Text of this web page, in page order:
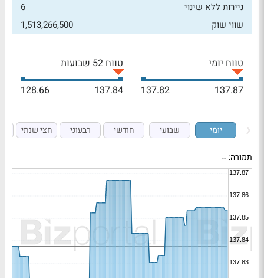
ניירות ללא שינוי
6
שווי שוק
1,513,266,500
טווח יומי
137.87
137.82
טווח 52 שבועות
137.84
128.66
יומי שבועי חודשי רבעוני חצי שנתי
תמורה: --